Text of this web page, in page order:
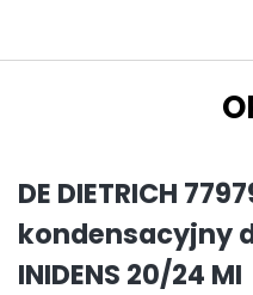
DE DIETRICH
kondensacyjny
INIDENS 20/24 MI